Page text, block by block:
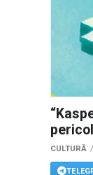
CULTURĂ